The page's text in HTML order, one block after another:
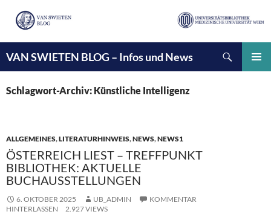
VAN SWIETEN BLOG – Infos und News
INHALT
SPRINGEN
Schlagwort-Archiv: Künstliche Intelligenz
ALLGEMEINES,LITERATURHINWEIS,NEWS,NEWS1
ÖSTERREICH LIEST – TREFFPUNKT
BIBLIOTHEK: AKTUELLE
BUCHAUSSTELLUNGEN
6. OKTOBER 2025 UB_ADMIN
KOMMENTAR
HINTERLASSEN
2.927 VIEWS